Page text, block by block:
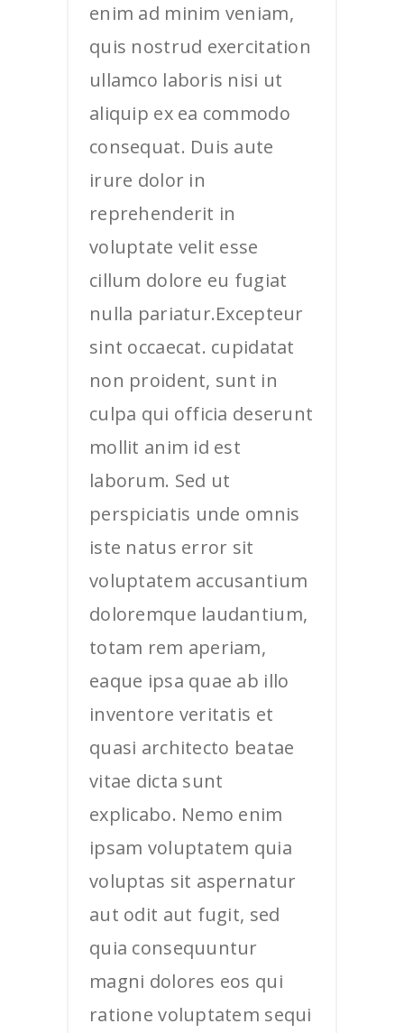
enim ad minim veniam,
quis nostrud exercitation
ullamco laboris nisi ut
aliquip ex ea commodo
consequat. Duis aute
irure dolor in
reprehenderit in
voluptate velit esse
cillum dolore eu fugiat
nulla pariatur.Excepteur
sint occaecat. cupidatat
non proident, sunt in
culpa qui officia deserunt
mollit anim id est
laborum. Sed ut
perspiciatis unde omnis
iste natus error sit
voluptatem accusantium
doloremque laudantium,
totam rem aperiam,
eaque ipsa quae ab illo
inventore veritatis et
quasi architecto beatae
vitae dicta sunt
explicabo. Nemo enim
ipsam voluptatem quia
voluptas sit aspernatur
aut odit aut fugit, sed
quia consequuntur
magni dolores eos qui
ratione voluptatem sequi